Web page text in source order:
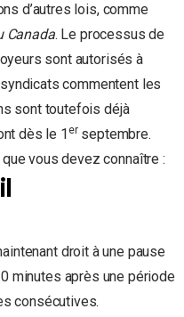
d’autres lois, comme
Canada. Le processus de
sont autorisés à
commentent les
sont toutefois déjà
dès le 1 er septembre.
vous devez connaître :
droit à une pause
minutes après une période
consécutives.